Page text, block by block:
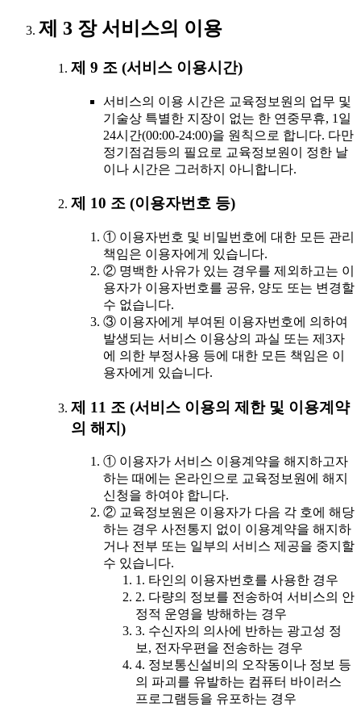
제 3 장 서비스의 이용
제 9 조 (서비스 이용시간)
서비스의 이용 시간은 교육정보원의 업무 및
기술상 특별한 지장이 없는 한 연중무휴, 1일
24시간(00:00-24:00)을 원칙으로 합니다. 다만
정기점검등의 필요로 교육정보원이 정한 날
이나 시간은 그러하지 아니합니다.
제 10 조 (이용자번호 등)
① 이용자번호 및 비밀번호에 대한 모든 관리
책임은 이용자에게 있습니다.
② 명백한 사유가 있는 경우를 제외하고는 이
용자가 이용자번호를 공유, 양도 또는 변경할
수 없습니다.
③ 이용자에게 부여된 이용자번호에 의하여
발생되는 서비스 이용상의 과실 또는 제3자
에 의한 부정사용 등에 대한 모든 책임은 이
용자에게 있습니다.
제 11 조 (서비스 이용의 제한 및 이용계약
의 해지)
① 이용자가 서비스 이용계약을 해지하고자
하는 때에는 온라인으로 교육정보원에 해지
신청을 하여야 합니다.
② 교육정보원은 이용자가 다음 각 호에 해당
하는 경우 사전통지 없이 이용계약을 해지하
거나 전부 또는 일부의 서비스 제공을 중지할
수 있습니다.
1. 타인의 이용자번호를 사용한 경우
2. 다량의 정보를 전송하여 서비스의 안
정적 운영을 방해하는 경우
3. 수신자의 의사에 반하는 광고성 정
보, 전자우편을 전송하는 경우
4. 정보통신설비의 오작동이나 정보 등
의 파괴를 유발하는 컴퓨터 바이러스
프로그램등을 유포하는 경우